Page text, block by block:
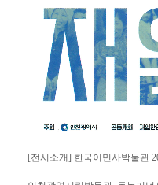
[전시소개] 한국이민사박물관